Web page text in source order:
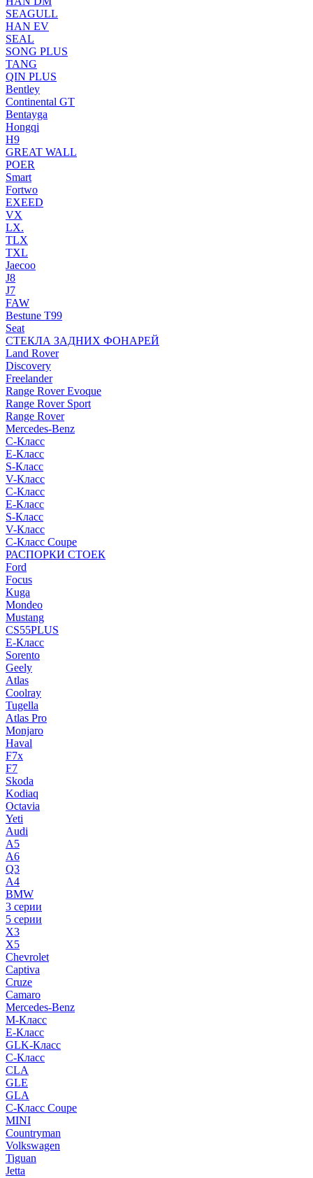
SEAGULL
HAN EV
SEAL
SONG PLUS
TANG
QIN PLUS
Bentley
Continental GT
Bentayga
Hongqi
H9
GREAT WALL
POER
Smart
Fortwo
EXEED
VX
LX.
TLX
TXL
Jaecoo
J8
J7
FAW
Bestune T99
Seat
СТЕКЛА ЗАДНИХ ФОНАРЕЙ
Land Rover
Discovery
Freelander
Range Rover Evoque
Range Rover Sport
Range Rover
Mercedes-Benz
C-Класс
E-Класс
S-Класс
V-Класс
C-Класс
E-Класс
S-Класс
V-Класс
C-Класс Coupe
РАСПОРКИ СТОЕК
Ford
Focus
Kuga
Mondeo
Mustang
CS55PLUS
E-Класс
Sorento
Geely
Atlas
Coolray
Tugella
Atlas Pro
Monjaro
Haval
F7x
F7
Skoda
Kodiaq
Octavia
Yeti
Audi
A5
A6
Q3
A4
BMW
3 серии
5 серии
X3
X5
Chevrolet
Captiva
Cruze
Camaro
Mercedes-Benz
M-Класс
E-Класс
GLK-Класс
C-Класс
CLA
GLE
GLA
C-Класс Coupe
MINI
Countryman
Volkswagen
Tiguan
Jetta